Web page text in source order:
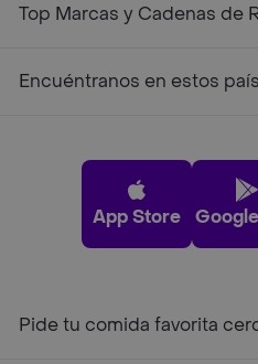
Top Marcas y Cadenas de
Encuéntranos en estos
App Store
Pide tu comida favorita